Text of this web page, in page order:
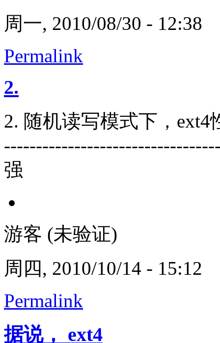
周一, 2010/08/30 - 12:38
Permalink
2.
2. 随机读写模式下，
强
游客 (未验证)
周四, 2010/10/14 - 15:12
Permalink
据说， ext4